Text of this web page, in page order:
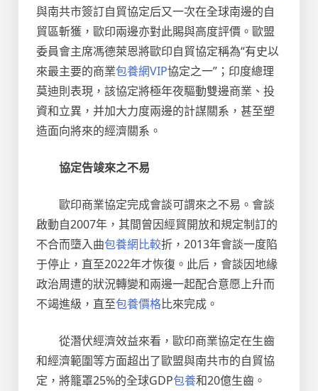
與南共市簽訂自貿協定后又一次在全球南邊的自
貿區斬獲，歐印兩邊亦對此賜與高度評價。歐盟
委員會主席馮德萊恩將歐印自貿協定稱為“有史以
來最主要的商業包養網VIP協定之一”；印度總理
莫迪則表現，該協定將極年夜驅動雙邊商業、投
資和立異，并加大力度兩邊的計謀關系，甚至塑
造面向將來的經濟關系。
協定告竣來之不易
歐印商業協定完成會談可謂來之不易。會談
啟動自2007年，其間曾因經貿開放和規定制訂的
不合而墮入曲包養網比較折，2013年會談一度陷
于停止，直至2022年才恢復。此后，會談因地緣
政治周遭的狀況轉變和兩邊一起配合意愿上升而
不竭進級，直至包養價格比來完成。
從潛伏經濟效益來看，歐印商業協定在生齒
和經濟範圍等方面超出了歐盟與南共市的自貿協
定，將籠罩25%的全球GDP包養和20億生齒。